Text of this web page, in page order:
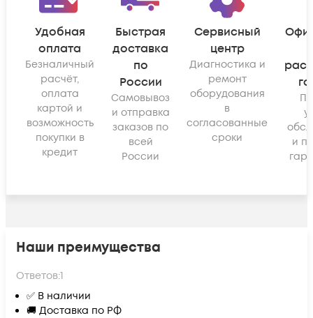
Удобная
оплата
Безналичный
расчёт,
оплата
картой и
возможность
покупки в
кредит
Быстрая
доставка
по
России
Самовывоз
и отправка
заказов по
всей
России
Сервисный
центр
Диагностика и
ремонт
оборудования
в
согласованные
сроки
и
Наши преимущества
Ответов:1
✅ В наличии
🚚 Доставка по РФ